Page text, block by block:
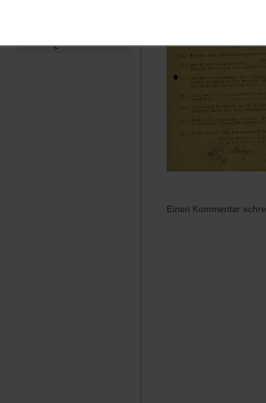
e
Einen Kommentar